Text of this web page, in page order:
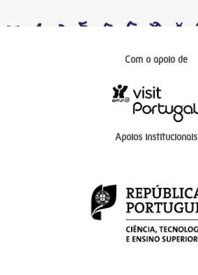
Com o apoio de
Apoios institucionais